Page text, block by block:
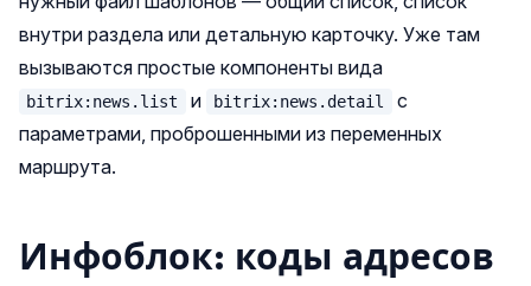
внутри раздела или детальную карточку. Уже там
вызываются простые компоненты вида
bitrix:news.list и bitrix:news.detail
с
параметрами, проброшенными из переменных
маршрута.
Инфоблок: коды адресов